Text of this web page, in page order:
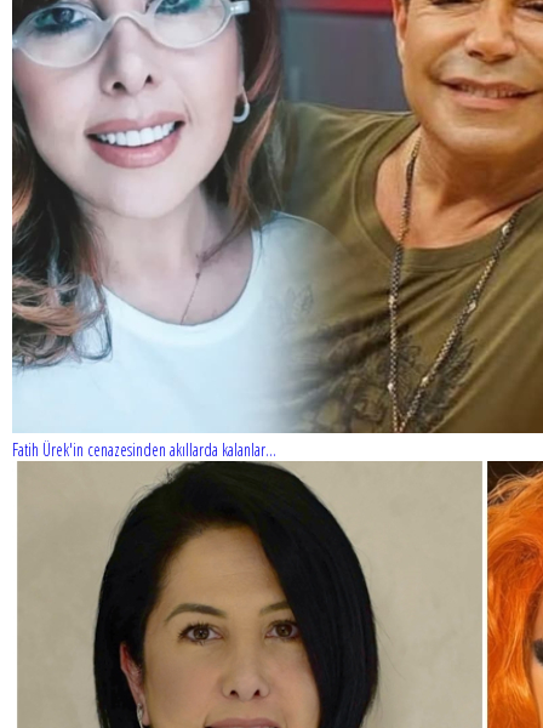
Fatih Ürek'in cenazesinden akıllarda kalanlar...